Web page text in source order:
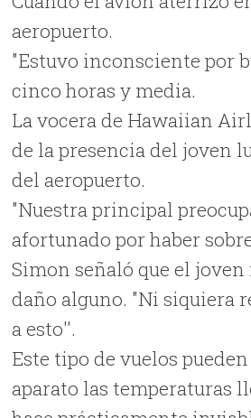
aeropuerto.
"Estuvo inconsciente por
cinco horas y media.
La vocera de Hawaiian
de la presencia del joven
del aeropuerto.
"Nuestra principal
afortunado por haber
Simon señaló que el
daño alguno. "Ni siquiera
a esto''.
Este tipo de vuelos
aparato las temperaturas